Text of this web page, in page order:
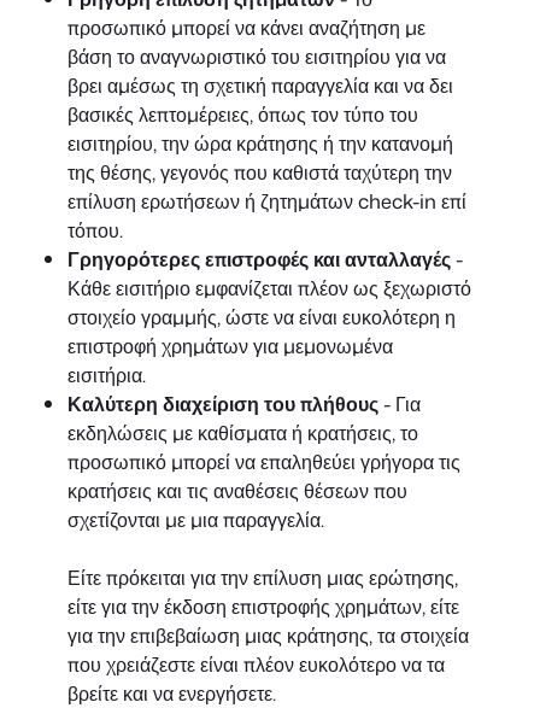
προσωπικό μπορεί να κάνει αναζήτηση με
βάση το αναγνωριστικό του εισιτηρίου για να
βρει αμέσως τη σχετική παραγγελία και να δει
βασικές λεπτομέρειες, όπως τον τύπο του
εισιτηρίου, την ώρα κράτησης ή την κατανομή
της θέσης, γεγονός που καθιστά ταχύτερη την
επίλυση ερωτήσεων ή ζητημάτων check-in επί
τόπου.
Γρηγορότερες επιστροφές και ανταλλαγές-
Κάθε εισιτήριο εμφανίζεται πλέον ως ξεχωριστό
στοιχείο γραμμής, ώστε να είναι ευκολότερη η
επιστροφή χρημάτων για μεμονωμένα
εισιτήρια.
Καλύτερη διαχείριση του πλήθους- Για
εκδηλώσεις με καθίσματα ή κρατήσεις, το
προσωπικό μπορεί να επαληθεύει γρήγορα τις
κρατήσεις και τις αναθέσεις θέσεων που
σχετίζονται με μια παραγγελία.
Είτε πρόκειται για την επίλυση μιας ερώτησης,
είτε για την έκδοση επιστροφής χρημάτων, είτε
για την επιβεβαίωση μιας κράτησης, τα στοιχεία
που χρειάζεστε είναι πλέον ευκολότερο να τα
βρείτε και να ενεργήσετε.